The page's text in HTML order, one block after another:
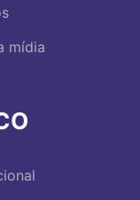
mídia